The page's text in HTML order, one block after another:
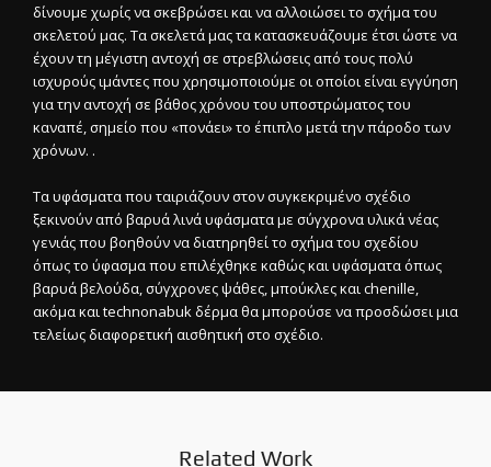
δίνουμε χωρίς να σκεβρώσει και να αλλοιώσει το σχήμα του
σκελετού μας. Τα σκελετά μας τα κατασκευάζουμε έτσι ώστε να
έχουν τη μέγιστη αντοχή σε στρεβλώσεις από τους πολύ
ισχυρούς ιμάντες που χρησιμοποιούμε οι οποίοι είναι εγγύηση
για την αντοχή σε βάθος χρόνου του υποστρώματος του
καναπέ, σημείο που «πονάει» το έπιπλο μετά την πάροδο των
χρόνων. .
Τα υφάσματα που ταιριάζουν στον συγκεκριμένο σχέδιο
ξεκινούν από βαρυά λινά υφάσματα με σύγχρονα υλικά νέας
γενιάς που βοηθούν να διατηρηθεί το σχήμα του σχεδίου
όπως το ύφασμα που επιλέχθηκε καθώς και υφάσματα όπως
βαρυά βελούδα, σύγχρονες ψάθες, μπούκλες και chenille,
ακόμα και technonabuk δέρμα θα μπορούσε να προσδώσει μια
τελείως διαφορετική αισθητική στο σχέδιο.
Related Work